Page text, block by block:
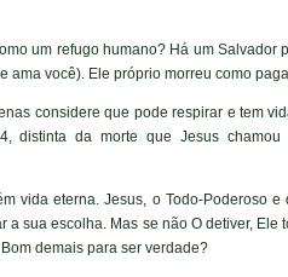
um refugo humano? Há um Salvador
ama você). Ele próprio morreu como
considere que pode respirar e tem
distinta da morte que Jesus
vida eterna. Jesus, o Todo-Poderoso
sua escolha. Mas se não O detiver, Ele
demais para ser verdade?